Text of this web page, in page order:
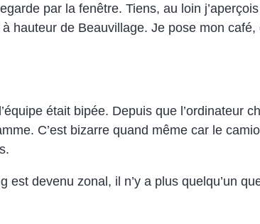
par la fenêtre. Tiens, au loin
à hauteur de Beauvillage. Je pose mon
était bipée. Depuis que l’ordinateur
C’est bizarre quand même car le
est devenu zonal, il n’y a plus quelqu’un